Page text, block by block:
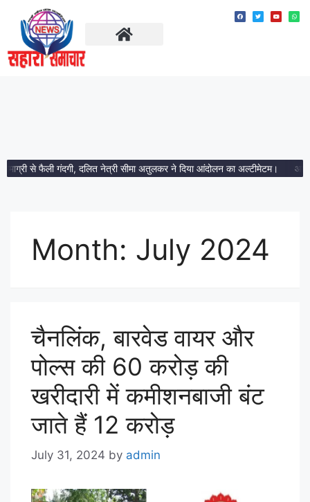
से फैली गंदगी, दलित नेत्री सीमा अतुलकर ने दिया आंदोलन का अल्टीमेटम। आमला में 10
Month: July 2024
चैनलिंक, बारवेड वायर और
पोल्स की 60 करोड़ की
खरीदारी में कमीशनबाजी बंट
जाते हैं 12 करोड़
July 31, 2024 by admin